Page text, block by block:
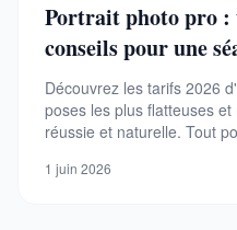
Portrait photo pro :
conseils pour une
Découvrez les tarifs 2026
poses les plus flatteuses
réussie et naturelle. Tout
1 juin 2026